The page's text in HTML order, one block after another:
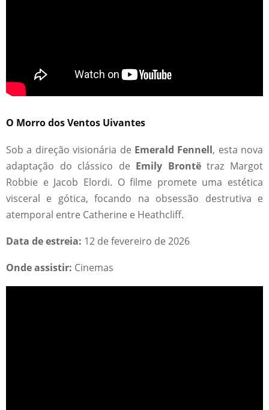
O Morro dos Ventos Uivantes
Sob a direção visionária de Emerald Fennell, esta nova
adaptação do clássico de Emily Brontëtraz Margot
Robbie e Jacob Elordi. O filme promete uma estética
visceral e gótica, focando na obsessão destrutiva e
atemporal entre Catherine e Heathcliff.
Data de estreia: 12 de fevereiro de 2026
Onde assistir: Cinemas